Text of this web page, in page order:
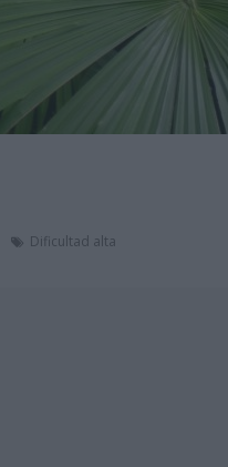
Dificultad alta